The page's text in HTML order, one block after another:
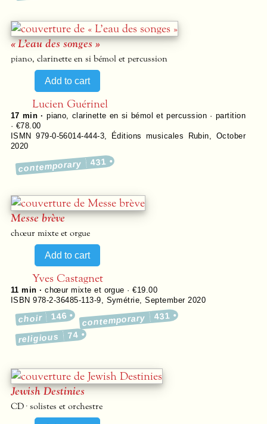
« L’eau des songes »
piano, clarinette en si bémol et percussion
Lucien Guérinel
17 min ·piano, clarinette en si bémol et percussion · partition
· €78.00
ISMN 979-0-56014-444-3, Éditions musicales Rubin, October
2020
contemporary 431
Messe brève
chœur mixte et orgue
Yves Castagnet
11 min ·chœur mixte et orgue · €19.00
ISBN 978-2-36485-113-9, Symétrie,September 2020
choir 146 contemporary 431
religious 74
Jewish Destinies
CD · solistes et orchestre